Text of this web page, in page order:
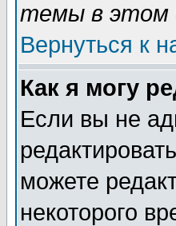
темы в этом
Вернуться к
Как я могу
Если вы не
можете
некоторого